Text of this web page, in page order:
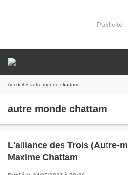
Publicité
Accueil » autre monde chattam
autre monde chattam
L'alliance des Trois (Autre-
Maxime Chattam